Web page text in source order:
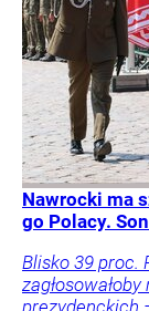
Nawrocki ma
go Polacy.
Blisko 39 proc.